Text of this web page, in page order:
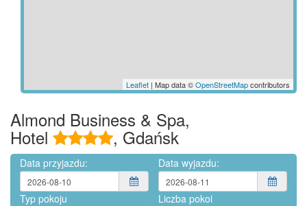
Leaflet | Map data ©OpenStreetMapcontributors
Almond Business & Spa,
Hotel , Gdańsk
Data przyjazdu: Data wyjazdu:
Typ pokoju Liczba pokoi